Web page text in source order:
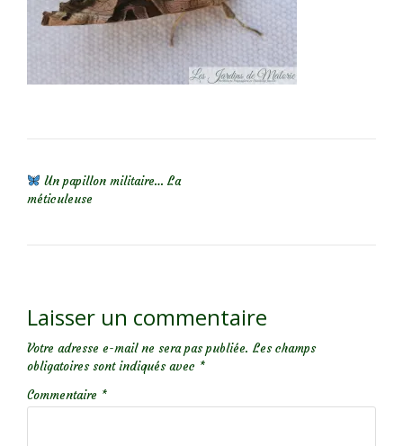
Un papillon militaire… La
méticuleuse
Laisser un commentaire
Votre adresse e-mail ne sera pas publiée. Les champs
obligatoires sont indiqués avec *
Commentaire *